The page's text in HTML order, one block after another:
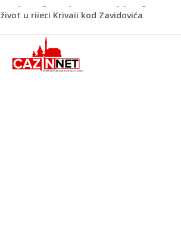
Na Ahiret preselio LJUBIJANKIĆ (Hasan)
Teška nesreća u BiH: Poginuo
motociklista
Na Ahiret preselio HALILOVIĆ (Smajil)